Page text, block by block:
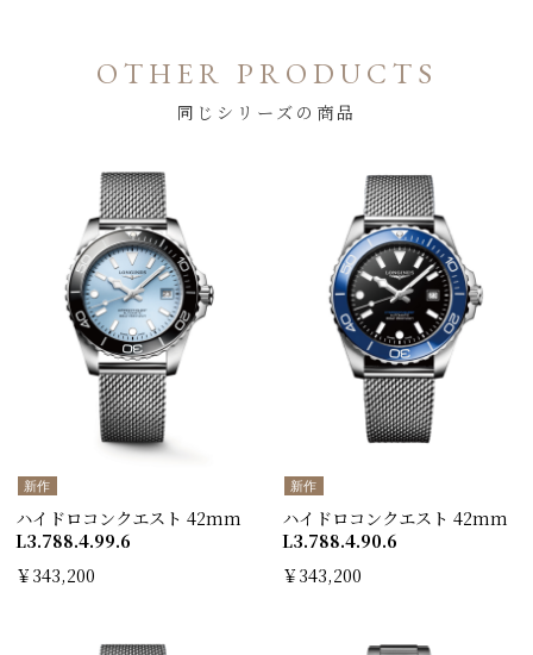
OTHER PRODUCTS
同じシリーズの商品
新作
ハイドロコンクエスト 42mm
L3.788.4.99.6
￥343,200
新作
ハイドロコンクエスト 42mm
L3.788.4.90.6
￥343,200